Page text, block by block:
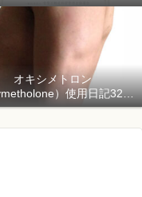
オキシメトロン
）使用日記32日
格筋量増量開始150日目」